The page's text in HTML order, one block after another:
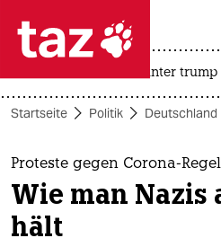
 taz zahl ich
taz zahl ich
themen
politik
usa unter trump
Startseite Politik Deutschland
Proteste gegen Corona-
Wie man Nazis
hält